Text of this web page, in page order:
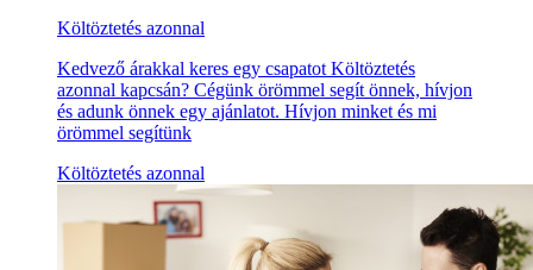
Költöztetés azonnal
Kedvező árakkal keres egy csapatot Költöztetés
azonnal kapcsán? Cégünk örömmel segít önnek, hívjon
és adunk önnek egy ajánlatot. Hívjon minket és mi
örömmel segítünk
Költöztetés azonnal